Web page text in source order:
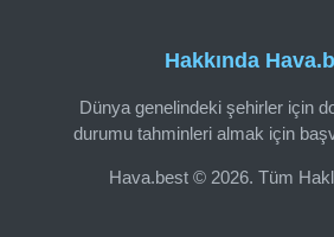
Hakkında
Dünya genelindeki şehirler için
durumu tahminleri almak için
Hava.best © 2026. Tüm